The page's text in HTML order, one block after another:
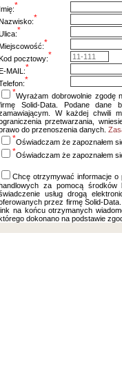
Imię:*
*
*
*
pocztowy:*
MAIL:*
*
*Wyrażam dobrowolnie zgodę
Solid-Data. Podane dane
W każdej chwili
przetwarzania,
do przenoszenia danych.
*Oświadczam że zapoznałem
*Oświadczam że zapoznałem
Chcę otrzymywać informacje o
za pomocą
usług drogą
przez firmę Solid-
na końcu otrzymanych
dokonano na podstawie